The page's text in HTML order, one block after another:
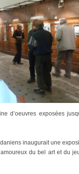
d’oeuvres exposées
inaugurait une
du bel art et du